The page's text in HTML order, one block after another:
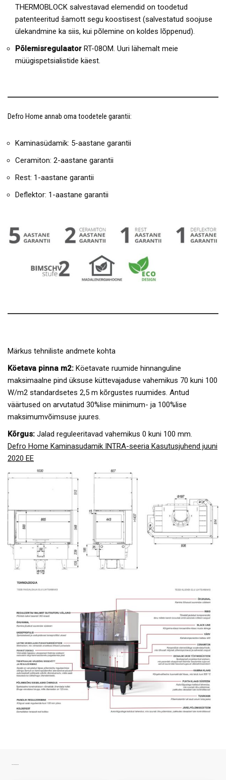
THERMOBLOCK salvestavad elemendid on toodetud
patenteeritud šamott segu koostisest (salvestatud soojuse
ülekandmine ka siis, kui põlemine on koldes lõppenud).
Põlemisregulaator RT-08OM. Uuri lähemalt meie
müügispetsialistide käest.
Defro Home annab oma toodetele garantii:
Kaminasüdamik: 5-aastane garantii
Ceramiton: 2-aastane garantii
Rest: 1-aastane garantii
Deflektor: 1-aastane garantii
Märkus tehniliste andmete kohta
Köetava pinna m2: Köetavate ruumide hinnanguline
maksimaalne pind üksuse küttevajaduse vahemikus 70 kuni 100
W/m2 standardsetes 2,5 m kõrgustes ruumides. Antud
väärtused on arvutatud 30%lise miinimum- ja 100%lise
maksimumvõimsuse juures.
Kõrgus: Jalad reguleeritavad vahemikus 0 kuni 100 mm.
Defro Home Kaminasudamik INTRA-seeria Kasutusjuhend juuni
2020 EE